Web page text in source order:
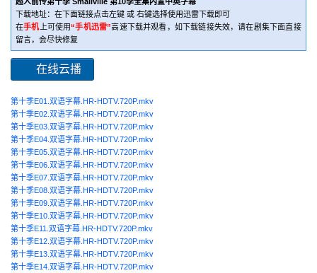
下载地址：在下面链接点击左键 或 右键选择使用迅雷下载即可
在手机上可使用“手机迅雷”高速下载并观看，如下载链接失效，请在剧集下面直接
留言，会尽快修复
在线云播
第十季E01.双语字幕.HR-HDTV.720P.mkv
第十季E02.双语字幕.HR-HDTV.720P.mkv
第十季E03.双语字幕.HR-HDTV.720P.mkv
第十季E04.双语字幕.HR-HDTV.720P.mkv
第十季E05.双语字幕.HR-HDTV.720P.mkv
第十季E06.双语字幕.HR-HDTV.720P.mkv
第十季E07.双语字幕.HR-HDTV.720P.mkv
第十季E08.双语字幕.HR-HDTV.720P.mkv
第十季E09.双语字幕.HR-HDTV.720P.mkv
第十季E10.双语字幕.HR-HDTV.720P.mkv
第十季E11.双语字幕.HR-HDTV.720P.mkv
第十季E12.双语字幕.HR-HDTV.720P.mkv
第十季E13.双语字幕.HR-HDTV.720P.mkv
第十季E14.双语字幕.HR-HDTV.720P.mkv